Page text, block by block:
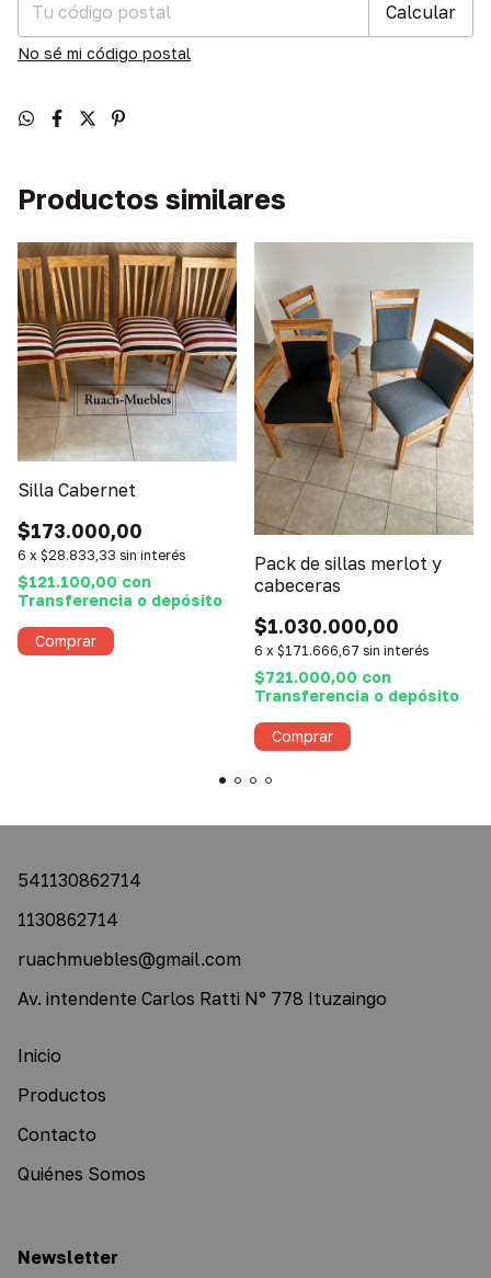
Calcular
No sé mi código postal
Productos similares
Silla Cabernet
$173.000,00
6 x $28.833,33 sin interés
$121.100,00 con
Transferencia o depósito
Comprar
Pack de sillas merlot y
cabeceras
$1.030.000,00
6 x $171.666,67 sin interés
$721.000,00 con
Transferencia o depósito
Comprar
541130862714
1130862714
ruachmuebles@gmail.com
Av. intendente Carlos Ratti N° 778 Ituzaingo
Inicio
Productos
Contacto
Quiénes Somos
Newsletter